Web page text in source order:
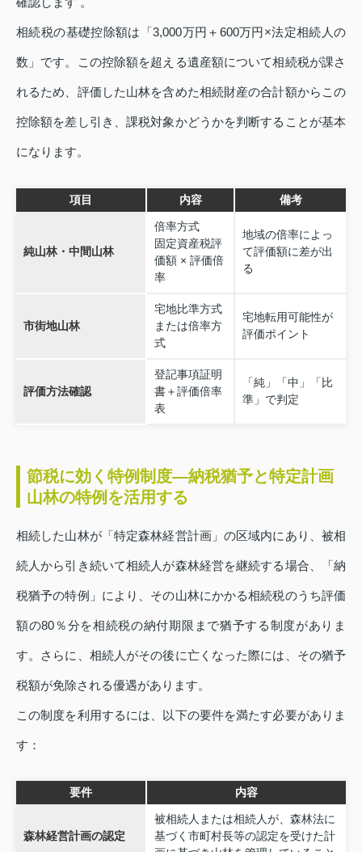
相続税の基礎控除額は「3,000万円＋600万円×法定相続人の
数」です。この控除額を超える遺産額について相続税が課さ
れるため、評価した山林を含めた相続財産の合計額からこの
控除額を差し引き、課税対象かどうかを判断することが基本
になります。
項目 内容 備考
純山林・中間山林
倍率方式
固定資産税評
価額 × 評価倍
率
地域の倍率によっ
て評価額に差が出
る
市街地山林
宅地比準方式
または倍率方
式
宅地転用可能性が
評価ポイント
評価方法確認
登記事項証明
書＋評価倍率
表
「純」「中」「比
準」で判定
節税に効く特例制度—納税猶予と特定計画
山林の特例を活用する
相続した山林が「特定森林経営計画」の区域内にあり、被相
続人から引き続いて相続人が森林経営を継続する場合、「納
税猶予の特例」により、その山林にかかる相続税のうち評価
額の80％分を相続税の納付期限まで猶予する制度がありま
す。さらに、相続人がその後に亡くなった際には、その猶予
税額が免除される優遇があります。
この制度を利用するには、以下の要件を満たす必要がありま
す：
要件 内容
森林経営計画の認定
被相続人または相続人が、森林法に
基づく市町村長等の認定を受けた計